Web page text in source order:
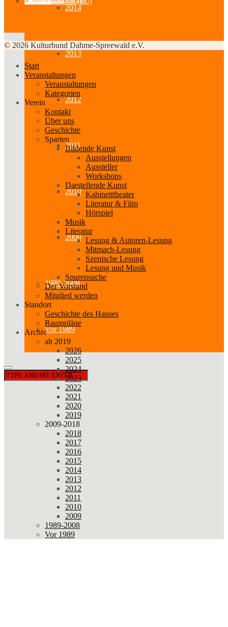
2014
2013
2012
2011
2010
2009
1989-2008
Vor 1989
© 2026 Kulturbund Dahme-Spreewald e.V.
Start
Veranstaltungen
Veranstaltungen
Kategorien
Verein
Kontakt
Über uns
Geschichte
Sparten
Bildende Kunst
Ausstellungen
Aussteller
Workshops
Darstellende Kunst
Kabinetttheater
Literatur & Film
Hörspiel
Musik
Literatur
Lesung & Autoren-Lesung
Mitmach-Lesung
Szenische Lesung
Lesung und Musik
Spurensuche
Der Vorstand
Mitglied werden
Standort
Geschichte des Hauses
Raumpläne
Archiv
ab 2019
2026
2025
2024
2023
2022
2021
2020
2019
2009-2018
2018
2017
2016
2015
2014
2013
2012
2011
2010
2009
1989-2008
Vor 1989